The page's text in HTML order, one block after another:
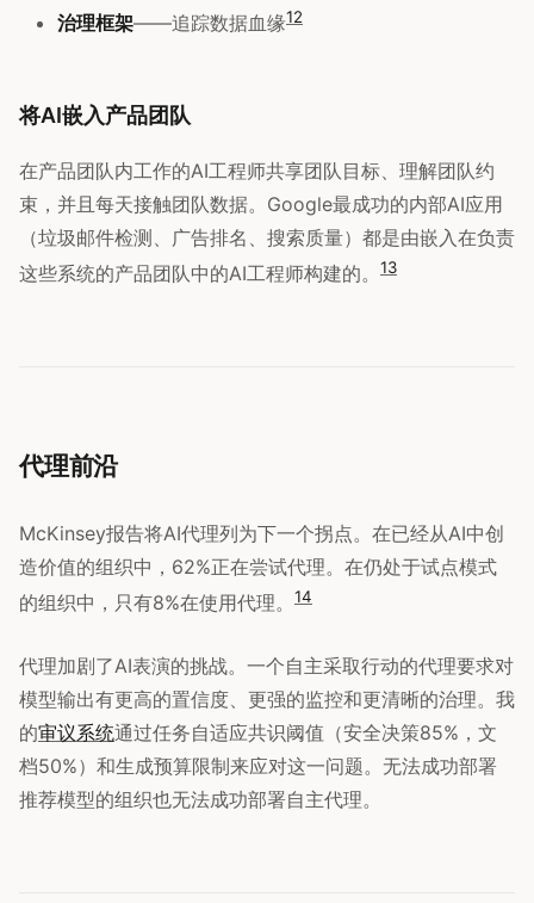
治理框架——追踪数据血缘12
将AI嵌入产品团队
在产品团队内工作的AI工程师共享团队目标、理解团队约
束，并且每天接触团队数据。Google最成功的内部AI应用
（垃圾邮件检测、广告排名、搜索质量）都是由嵌入在负责
这些系统的产品团队中的AI工程师构建的。
13
代理前沿
McKinsey报告将AI代理列为下一个拐点。在已经从AI中创
造价值的组织中，62%正在尝试代理。在仍处于试点模式
的组织中，只有8%在使用代理。
14
代理加剧了AI表演的挑战。一个自主采取行动的代理要求对
模型输出有更高的置信度、更强的监控和更清晰的治理。我
的审议系统通过任务自适应共识阈值（安全决策85%，文
档50%）和生成预算限制来应对这一问题。无法成功部署
推荐模型的组织也无法成功部署自主代理。